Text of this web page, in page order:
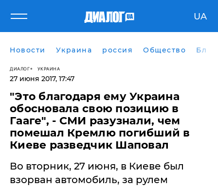
UA
Новости Украина россия Общество
ДИАЛОГ УКРАИНА
27 июня 2017, 17:47
​"Это благодаря ему Украина
обосновала свою позицию в
Гааге", - СМИ разузнали, чем
помешал Кремлю погибший в
Киеве разведчик Шаповал
Во вторник, 27 июня, в Киеве был
взорван автомобиль, за рулем